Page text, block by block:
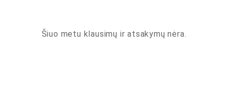
Šiuo metu klausimų ir atsakymų nėra.